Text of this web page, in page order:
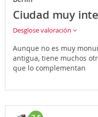
Ciudad muy
Desglose valoración
Aunque no es muy
antigua, tiene muchos
que lo complementan